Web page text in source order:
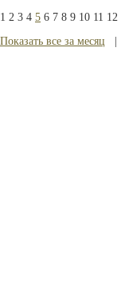
1 2 3 4 5 6 7 8 9 10 11 12
Показать все за месяц